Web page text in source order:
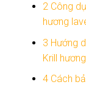
2 Công
hương
3 Hướng
Krill
4 Cách